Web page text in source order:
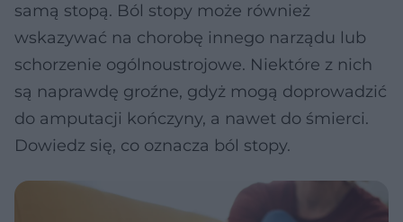
samą stopą. Ból stopy może również
wskazywać na chorobę innego narządu lub
schorzenie ogólnoustrojowe. Niektóre z nich
są naprawdę groźne, gdyż mogą doprowadzić
do amputacji kończyny, a nawet do śmierci.
Dowiedz się, co oznacza ból stopy.